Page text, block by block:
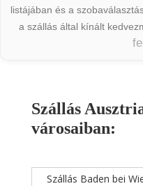
listájában és a
a szállás által kínált
Szállás
városaiban:
Szállás Baden bei